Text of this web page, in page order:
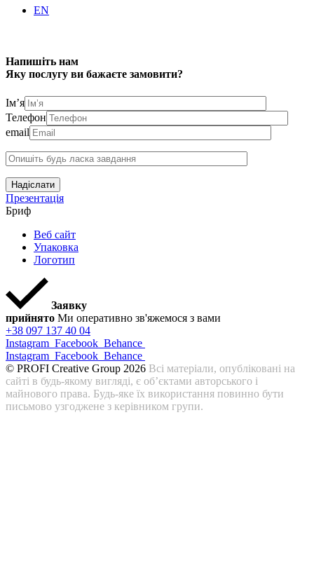
EN
Напишіть нам
Яку послугу ви бажаєте замовити?
Ім’я
Телефон
email
Надіслати
Презентація
Бриф
Веб сайт
Упаковка
Логотип
Заявку
прийнято Ми оперативно зв'яжемося з вами
+38 097 137 40 04
Instagram Facebook Behance
Instagram Facebook Behance
© PROFI Creative Group 2026 Всі матеріали, опубліковані на
сайті в будь-якому вигляді, є об’єктами авторського і
майнового права. Будь-яке їх використання повинно бути
письмово узгоджене з керівником групи.